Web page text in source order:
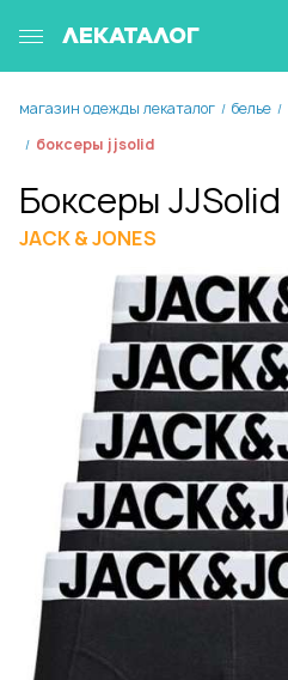
ЛЕКАТАЛОГ
магазин одежды лекаталог / белье /
/ боксеры jjsolid
Боксеры JJSolid
JACK & JONES